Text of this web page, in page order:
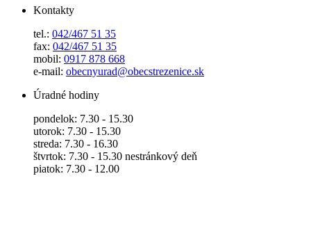
Kontakty
tel.: 042/467 51 35
fax: 042/467 51 35
mobil: 0917 878 668
e-mail: obecnyurad@obecstrezenice.sk
Úradné hodiny
pondelok: 7.30 - 15.30
utorok: 7.30 - 15.30
streda: 7.30 - 16.30
štvrtok: 7.30 - 15.30 nestránkový deň
piatok: 7.30 - 12.00